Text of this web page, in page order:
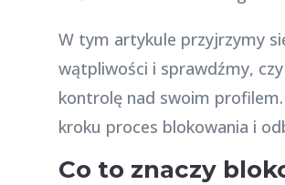
W tym artykule przyjrzymy
wątpliwości i sprawdźmy,
kontrolę nad swoim
kroku proces blokowania i
Co to znaczy